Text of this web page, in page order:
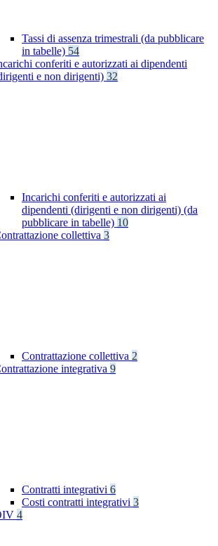
Tassi di assenza trimestrali (da pubblicare
in tabelle) 54
conferiti e autorizzati ai dipendenti
e non dirigenti) 32
Incarichi conferiti e autorizzati ai
dipendenti (dirigenti e non dirigenti) (da
pubblicare in tabelle) 10
collettiva 3
Contrattazione collettiva 2
integrativa 9
Contratti integrativi 6
Costi contratti integrativi 3
4